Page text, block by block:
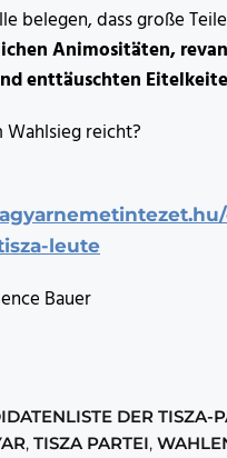
belegen, dass große
Animositäten,
enttäuschten
Wahlsieg reicht?
leute
Bauer
DER TISZA-
, TISZA PARTEI,